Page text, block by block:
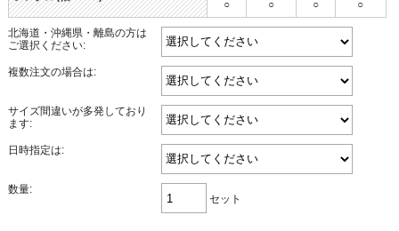
○ ○ ○ ○
北海道・沖縄県・離島の方は
ご選択ください:
複数注文の場合は:
サイズ間違いが多発しており
ます:
日時指定は:
数量:
セット